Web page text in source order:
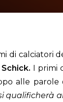
di calciatori
I primi
alle
qualificherà